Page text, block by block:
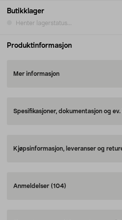
Butikklager
Henter lagerstatus...
Produktinformasjon
Mer informasjon
Spesifikasjoner, dokumentasjon og
Kjøpsinformasjon, leveranser og
Anmeldelser (104)